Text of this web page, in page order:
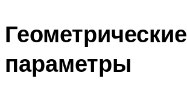
Геометрические
параметры